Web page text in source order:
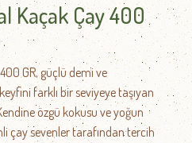
Kaçak Çay 400
GR, güçlü demi ve
farklı bir seviyeye taşıyan
özgü kokusu ve yoğun
çay sevenler tarafından tercih